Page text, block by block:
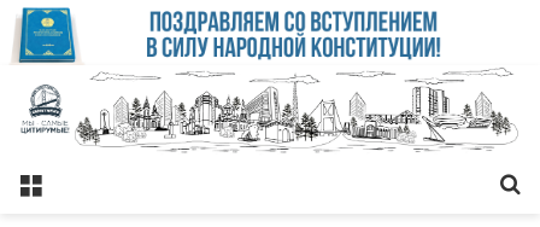
Меню